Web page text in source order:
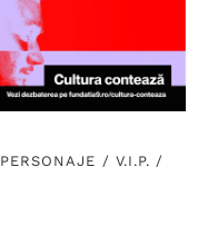
PERSONAJE / V.I.P. /